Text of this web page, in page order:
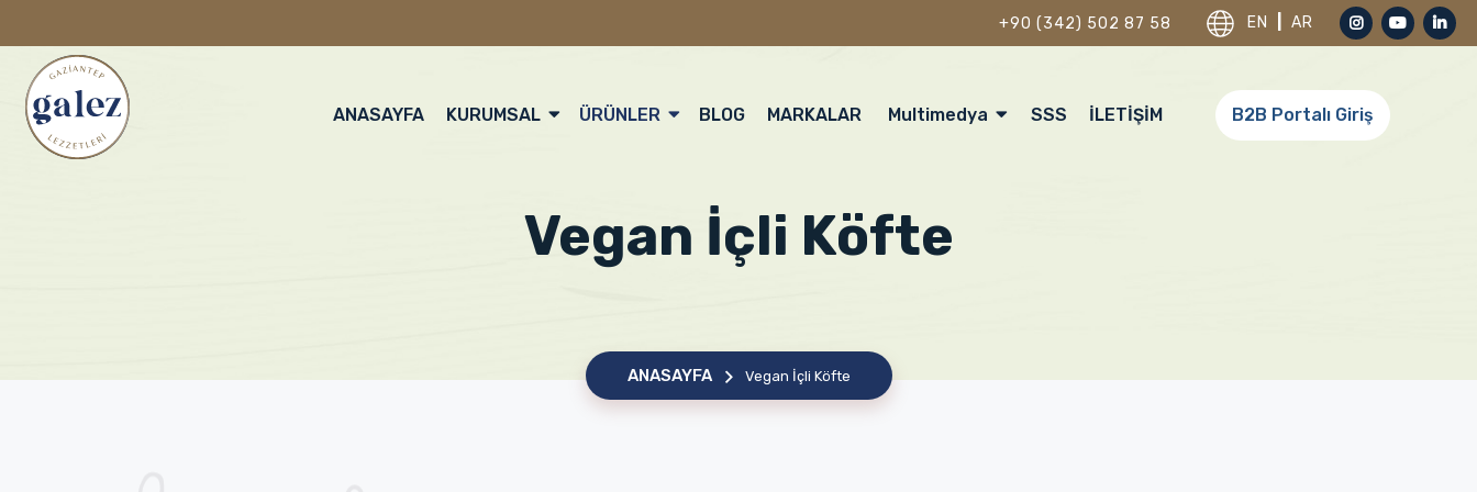
+90 (342) 502 87 58 EN AR
ANASAYFA KURUMSAL ÜRÜNLER BLOG MARKALAR Multimedya SSS İLETİŞİM B2B Portalı Giriş
Vegan İçli Köfte
ANASAYFA Vegan İçli Köfte